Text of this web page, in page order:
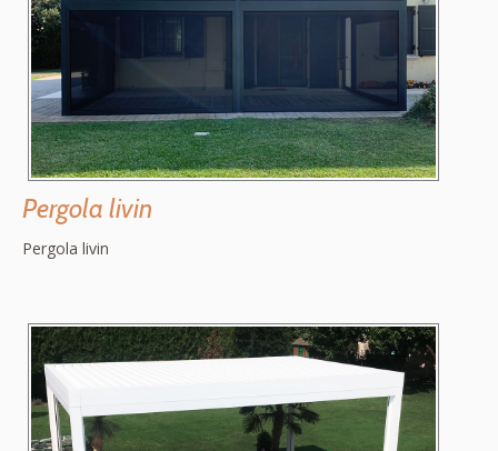
Pergola livin
Pergola livin